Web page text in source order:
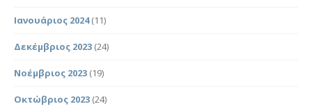
Ιανουάριος 2024(11)
Δεκέμβριος 2023 (24)
Νοέμβριος 2023 (19)
Οκτώβριος 2023 (24)